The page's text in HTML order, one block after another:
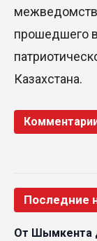
прошедшего
Казахстана.
Последние
От Шымкента